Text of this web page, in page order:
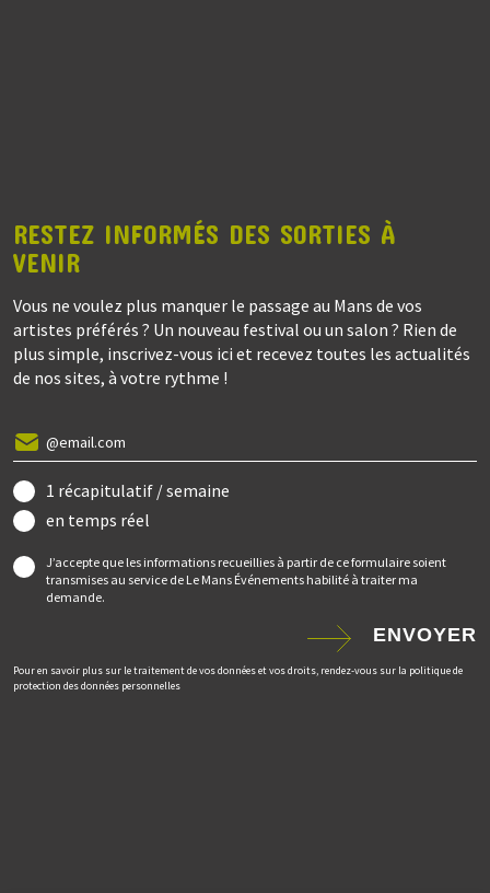
RESTEZ INFORMÉS DES SORTIES À
VENIR
Vous ne voulez plus manquer le passage au Mans de vos
artistes préférés ? Un nouveau festival ou un salon ? Rien de
plus simple, inscrivez-vous ici et recevez toutes les actualités
de nos sites, à votre rythme !
1 récapitulatif / semaine
en temps réel
J’accepte que les informations recueillies à partir de ce formulaire soient
transmises au service de Le Mans Événements habilité à traiter ma
demande.
ENVOYER
Pour en savoir plus sur le traitement de vos données et vos droits, rendez-vous sur la politique de
protection des données personnelles